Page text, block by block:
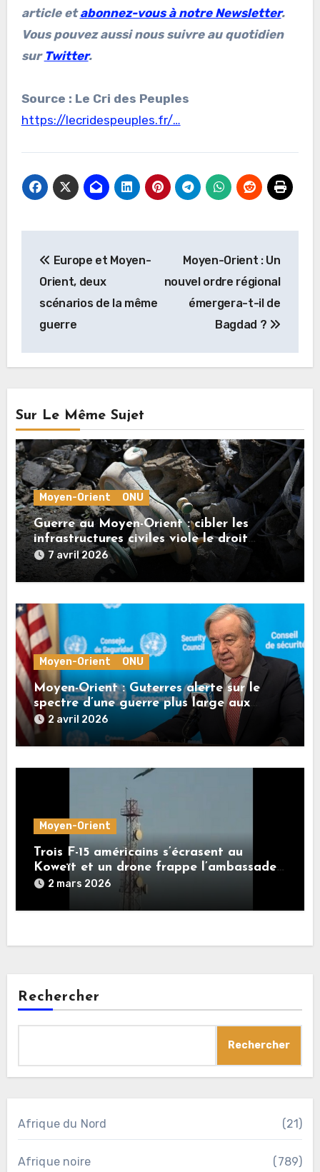
article etabonnez-vous à notre Newsletter.
Vous pouvez aussi nous suivre au quotidien
sur Twitter.
Source : Le Cri des Peuples
https://lecridespeuples.fr/…
de
l’article
Europe et Moyen-
Orient, deux
scénarios de la même
guerre
Moyen-Orient : Un
nouvel ordre régional
émergera-t-il de
Bagdad ?
Sur Le Même Sujet
Moyen-Orient ONU
Guerre au Moyen-Orient : cibler les
infrastructures civiles viole le droit
international, rappelle Guterres
7 avril 2026
Moyen-Orient ONU
Moyen-Orient : Guterres alerte sur le
spectre d’une guerre plus large aux
conséquences mondiales
2 avril 2026
Moyen-Orient
Trois F-15 américains s’écrasent au
Koweït et un drone frappe l’ambassade
US. Le CGRI déclare avoir visé le bureau
de Netanyahu à Jérusalem
2 mars 2026
Rechercher
Rechercher
Afrique du Nord (21)
Afrique noire (789)